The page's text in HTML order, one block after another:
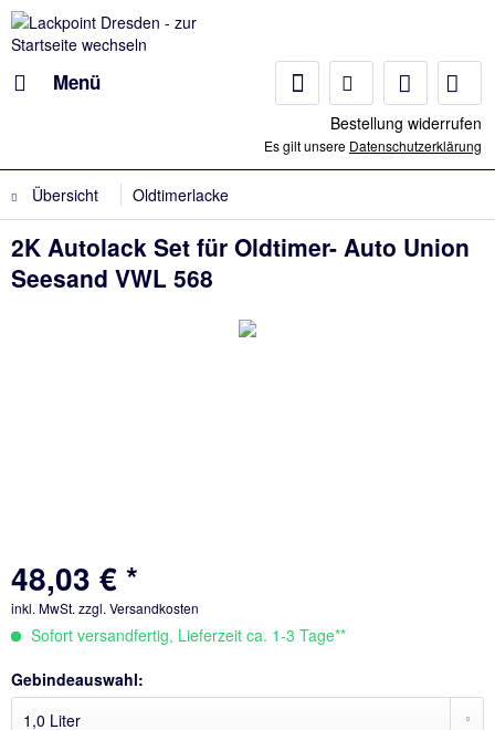
Menü
Bestellung widerrufen
Es gilt unsere Datenschutzerklärung
Übersicht Oldtimerlacke
2K Autolack Set für Oldtimer- Auto Union
Seesand VWL 568
48,03 € *
inkl. MwSt. zzgl. Versandkosten
Sofort versandfertig, Lieferzeit ca. 1-3 Tage**
Gebindeauswahl: